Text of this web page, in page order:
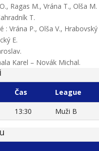
Ragas M., Vrána T., Olša M.
T.
: Vrána P., Olša V., Hrabovský
E.
Karel – Novák Michal.
Čas League
13:30 Muži B